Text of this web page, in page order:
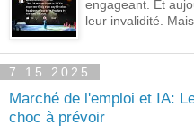
engageant. Et
leur invalidité.
7.15.2025
Marché de l'emploi et IA:
choc à prévoir